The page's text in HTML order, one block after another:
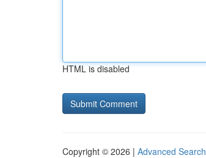
HTML is disabled
Copyright © 2026 | Advanced Search